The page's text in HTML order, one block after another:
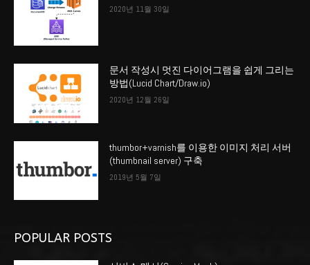
2020년 11월 30일
문서 작성시 멋진 다이어그램을 쉽게 그리는
방법(Lucid Chart/Draw.io)
2020년 12월 26일
thumbor+varnish를 이용한 이미지 처리 서버
(thumbnail server) 구축
2019년 5월 7일
POPULAR POSTS